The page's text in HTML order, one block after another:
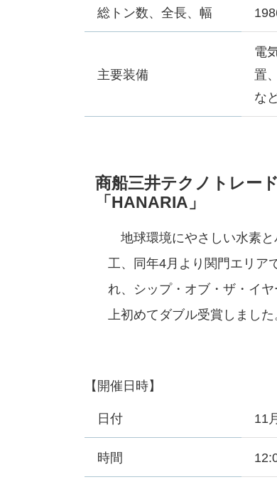
総トン数、全長、幅
主要装備
電
置
な
商船三井テクノトレー
「HANARIA」
地球環境にやさしい水素と
工、同年4月より関門エリア
れ、シップ・オブ・ザ・イ
上初めてダブル受賞しました
【開催日時】
日付 11
時間